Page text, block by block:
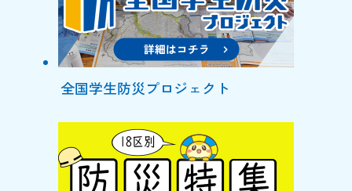
全国学生防災プロジェクト